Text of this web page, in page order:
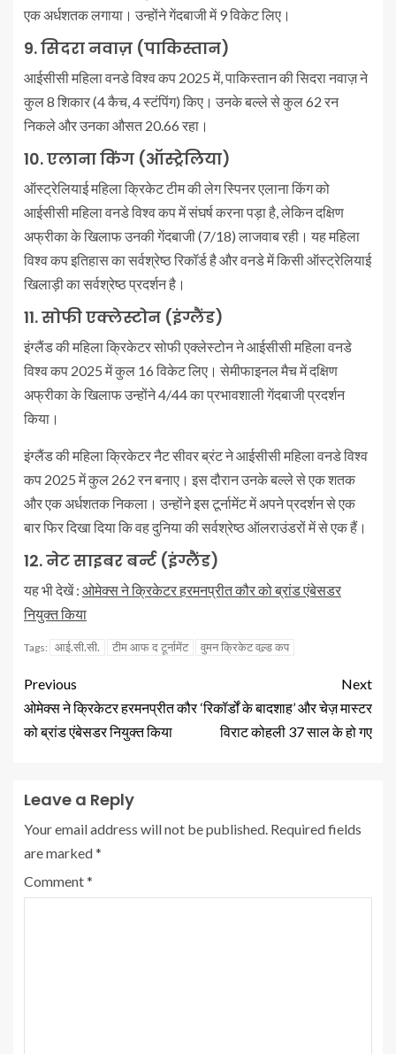
एक अर्धशतक लगाया। उन्होंने गेंदबाजी में 9 विकेट लिए।
9. सिदरा नवाज़ (पाकिस्तान)
आईसीसी महिला वनडे विश्व कप 2025 में, पाकिस्तान की सिदरा नवाज़ ने
कुल 8 शिकार (4 कैच, 4 स्टंपिंग) किए। उनके बल्ले से कुल 62 रन
निकले और उनका औसत 20.66 रहा।
10. एलाना किंग (ऑस्ट्रेलिया)
ऑस्ट्रेलियाई महिला क्रिकेट टीम की लेग स्पिनर एलाना किंग को
आईसीसी महिला वनडे विश्व कप में संघर्ष करना पड़ा है, लेकिन दक्षिण
अफ्रीका के खिलाफ उनकी गेंदबाजी (7/18) लाजवाब रही। यह महिला
विश्व कप इतिहास का सर्वश्रेष्ठ रिकॉर्ड है और वनडे में किसी ऑस्ट्रेलियाई
खिलाड़ी का सर्वश्रेष्ठ प्रदर्शन है।
11. सोफी एक्लेस्टोन (इंग्लैंड)
इंग्लैंड की महिला क्रिकेटर सोफी एक्लेस्टोन ने आईसीसी महिला वनडे
विश्व कप 2025 में कुल 16 विकेट लिए। सेमीफाइनल मैच में दक्षिण
अफ्रीका के खिलाफ उन्होंने 4/44 का प्रभावशाली गेंदबाजी प्रदर्शन
किया।
इंग्लैंड की महिला क्रिकेटर नैट सीवर ब्रंट ने आईसीसी महिला वनडे विश्व
कप 2025 में कुल 262 रन बनाए। इस दौरान उनके बल्ले से एक शतक
और एक अर्धशतक निकला। उन्होंने इस टूर्नामेंट में अपने प्रदर्शन से एक
बार फिर दिखा दिया कि वह दुनिया की सर्वश्रेष्ठ ऑलराउंडरों में से एक हैं।
12. नेट साइबर बर्न्ट (इंग्लैंड)
यह भी देखें : ओमेक्स ने क्रिकेटर हरमनप्रीत कौर को ब्रांड एंबेसडर
नियुक्त किया
Tags: आई.सी.सी. टीम आफ द टूर्नामेंट वुमन क्रिकेट वल्र्ड कप
Previous
ओमेक्स ने क्रिकेटर हरमनप्रीत कौर
को ब्रांड एंबेसडर नियुक्त किया
Next
‘रिकॉर्डों के बादशाह’ और चेज़ मास्टर
विराट कोहली 37 साल के हो गए
Leave a Reply
Your email address will not be published. Required fields
are marked*
Comment*